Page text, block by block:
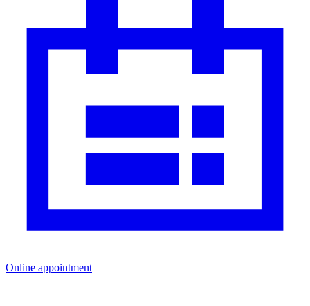
Online appointment